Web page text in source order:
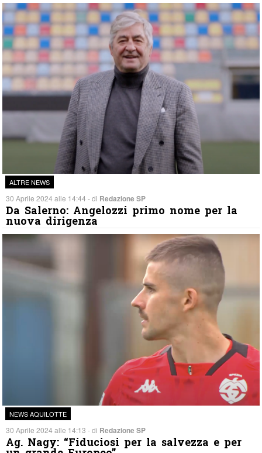
ALTRE NEWS
30 Aprile 2024 alle 14:44 - di Redazione SP
Da Salerno: Angelozzi primo nome per la
nuova dirigenza
NEWS AQUILOTTE
30 Aprile 2024 alle 14:13 - di Redazione SP
Ag. Nagy: “Fiduciosi per la salvezza e per